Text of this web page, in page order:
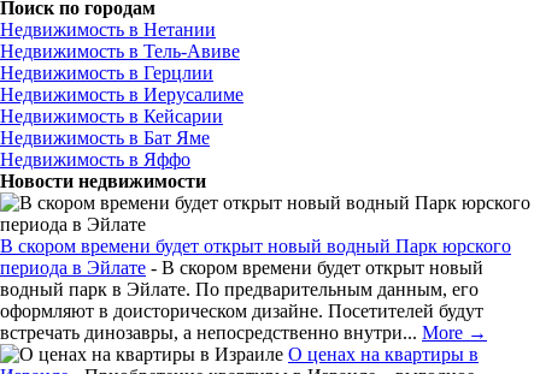
Поиск по городам
Недвижимость в Нетании
Недвижимость в Тель-Авиве
Недвижимость в Герцлии
Недвижимость в Иерусалиме
Недвижимость в Кейсарии
Недвижимость в Бат Яме
Недвижимость в Яффо
Новости недвижимости
В скором времени будет открыт новый водный Парк юрского
периода в Эйлате - В скором времени будет открыт новый
водный парк в Эйлате. По предварительным данным, его
оформляют в доисторическом дизайне. Посетителей будут
встречать динозавры, а непосредственно внутри... More →
О ценах на квартиры в